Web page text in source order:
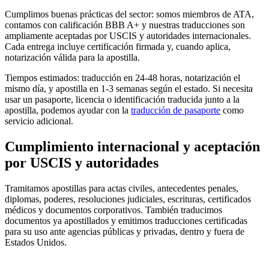
Cumplimos buenas prácticas del sector: somos miembros de ATA,
contamos con calificación BBB A+ y nuestras traducciones son
ampliamente aceptadas por USCIS y autoridades internacionales.
Cada entrega incluye certificación firmada y, cuando aplica,
notarización válida para la apostilla.
Tiempos estimados: traducción en 24-48 horas, notarización el
mismo día, y apostilla en 1-3 semanas según el estado. Si necesita
usar un pasaporte, licencia o identificación traducida junto a la
apostilla, podemos ayudar con la traducción de pasaporte como
servicio adicional.
Cumplimiento internacional y aceptación
por USCIS y autoridades
Tramitamos apostillas para actas civiles, antecedentes penales,
diplomas, poderes, resoluciones judiciales, escrituras, certificados
médicos y documentos corporativos. También traducimos
documentos ya apostillados y emitimos traducciones certificadas
para su uso ante agencias públicas y privadas, dentro y fuera de
Estados Unidos.